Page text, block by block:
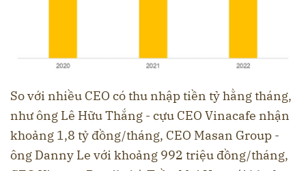
So với nhiều CEO có thu nhập tiền tỷ hằng tháng,
như ông Lê Hữu Thắng - cựu CEO Vinacafe nhận
khoảng 1,8 tỷ đồng/tháng, CEO Masan Group -
ông Danny Le với khoảng 992 triệu đồng/tháng,